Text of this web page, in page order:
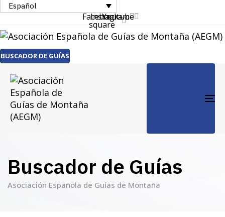
Español
Facebook-
square
Instagram
Youtube
BUSCADOR DE GUÍAS
Buscador de Guías
Asociación Española de Guías de Montaña